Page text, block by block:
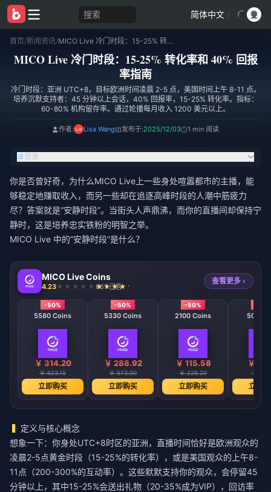
搜索 简体中文 /
首页/新闻资讯/ MICO Live 冷门时段：15-25% 转化率和 40% 回报率指南
MICO Live 冷门时段：15-25% 转化率和 40% 回报
率指南
冷门时段：亚洲 UTC+8，目标欧洲时间凌晨 2-5 点，美国时间上午 8-11 点。
培养沉默支持者：45 分钟以上会话，40% 回报率，15-25% 转化率。指标：
60-80% 机构留存率。通过轮播每月收入 1200 美元以上。
作者: Lisa Wang 发布于:2025/12/03 1 min 阅读
目录
你是否曾好奇，为什么MICO Live上一些身处喧嚣都市的主播，能
够稳定地赚取收入，而另一些却在追逐高峰时段的人潮中筋疲力
尽？答案就是“安静时段”。当街头人声鼎沸，而你的直播间却保持宁
静时，这是培养忠实铁粉的明智之举。
MICO Live 中的“安静时段”是什么？
MICO Live Coins
4.23 661 已售
查看更多 ›
-50%
5580 Coins
￥ 314.20
￥ 623.15
立即购买
-50%
5330 Coins
￥ 288.92
￥ 573.00
立即购买
-50%
2100 Coins
￥ 115.58
￥ 229.20
立即购买
508
￥
￥
立即
定义与核心概念
想象一下：你身处UTC+8时区的亚洲，直播时间恰好是欧洲观众的
凌晨2-5点黄金时段（15-25%的转化率），或是美国观众的上午8-
11点（200-300%的互动率）。这些默默支持你的观众，会停留45
分钟以上，其中15-25%会送出礼物（20-35%成为VIP），回访率